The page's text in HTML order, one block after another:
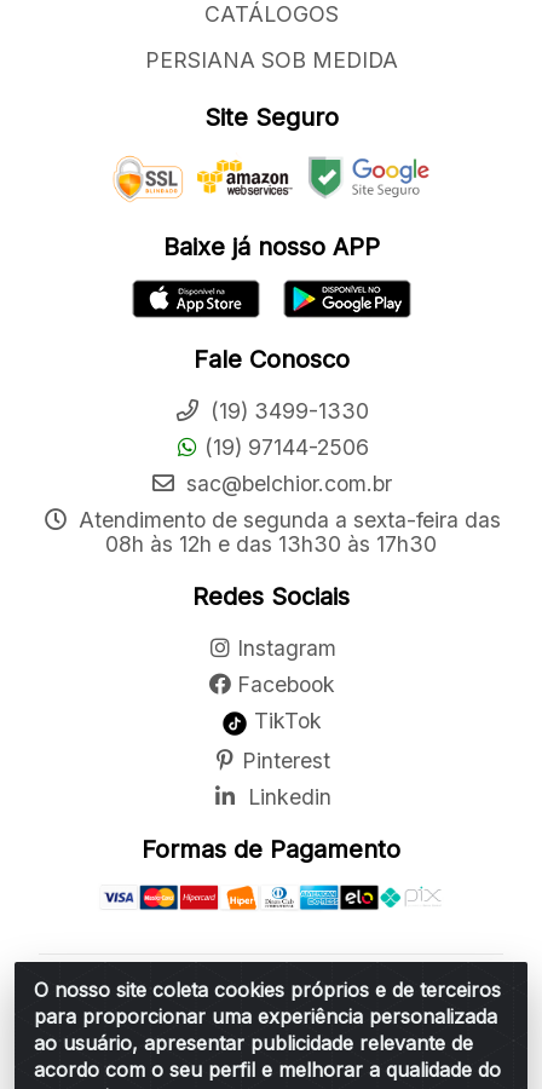
O nosso site coleta cookies próprios e de terceiros
para proporcionar uma experiência personalizada
ao usuário, apresentar publicidade relevante de
acordo com o seu perfil e melhorar a qualidade do
CATÁLOGOS
PERSIANA SOB MEDIDA
Site Seguro
Baixe já nosso APP
Fale Conosco
(19) 3499-1330
(19) 97144-2506
sac@belchior.com.br
Atendimento de segunda a sexta-feira das
08h às 12h e das 13h30 às 17h30
Redes Sociais
Instagram
Facebook
TikTok
Pinterest
Linkedin
Formas de Pagamento
Belchior Cortinas e Acessórios LTDA - R: Rua
Vereador Sérgio Leopoldino Alves, 876 - Santa
Bárbara d'Oeste/SP - CEP 13.456-166 - CNPJ
06.314.073/0001-34